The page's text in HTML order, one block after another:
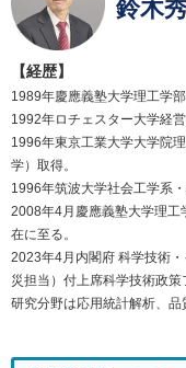
鈴木
【経歴】
1989年慶應義塾大学理工学部
1992年ロチェスター大学経
1996年東京工業大学大学院
学）取得。
1996年筑波大学社会工学系
2008年4月慶應義塾大学理工
在に至る。
2023年4月内閣府 科学技術
災担当）付上席科学技術政策
研究分野は応用統計解析、品